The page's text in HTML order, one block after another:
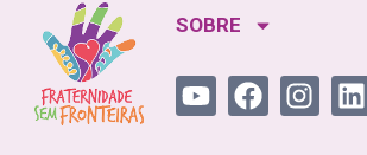
SOBRE